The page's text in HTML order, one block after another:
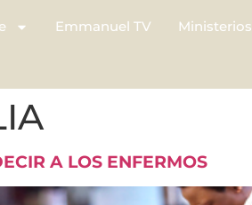
Emmanuel TV Ministerios
A LOS ENFERMOS